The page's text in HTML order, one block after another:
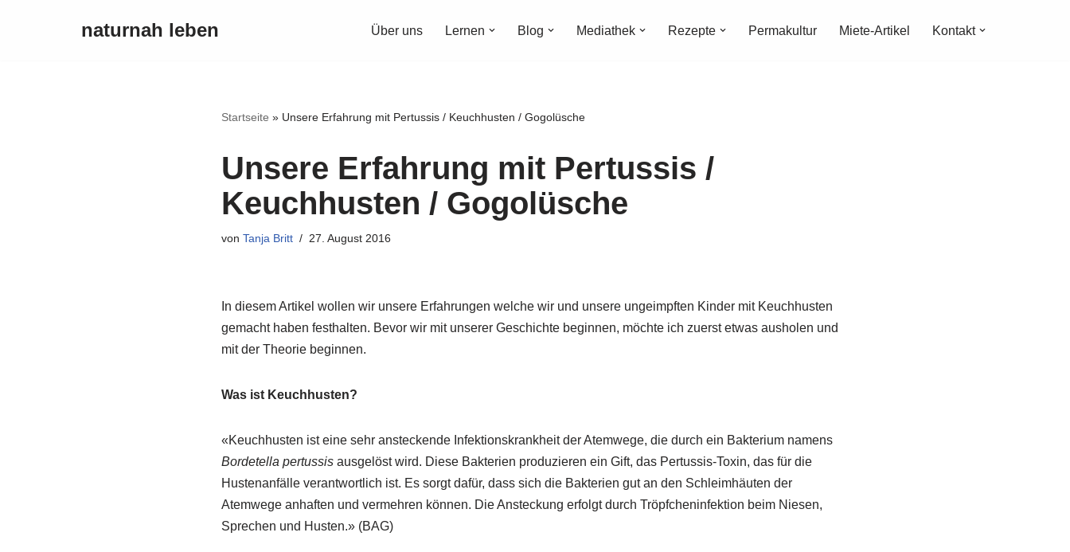
naturnah leben Über uns Lernen Blog Mediathek Rezepte Permakultur Miete-Artikel Kontakt
Startseite » Unsere Erfahrung mit Pertussis / Keuchhusten / Gogolüsche
Unsere Erfahrung mit Pertussis /
Keuchhusten / Gogolüsche
von Tanja Britt 27. August 2016
In diesem Artikel wollen wir unsere Erfahrungen welche wir und unsere ungeimpften Kinder mit Keuchhusten
gemacht haben festhalten. Bevor wir mit unserer Geschichte beginnen, möchte ich zuerst etwas ausholen und
mit der Theorie beginnen.
Was ist Keuchhusten?
«Keuchhusten ist eine sehr ansteckende Infektionskrankheit der Atemwege, die durch ein Bakterium namens
Bordetella pertussisausgelöst wird. Diese Bakterien produzieren ein Gift, das Pertussis-Toxin, das für die
Hustenanfälle verantwortlich ist. Es sorgt dafür, dass sich die Bakterien gut an den Schleimhäuten der
Atemwege anhaften und vermehren können. Die Ansteckung erfolgt durch Tröpfcheninfektion beim Niesen,
Sprechen und Husten.» (BAG)